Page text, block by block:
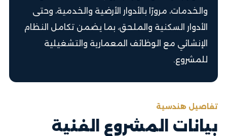
والخدمات، مرورًا بالأدوار الأرضية والخدمية، وحتى
الأدوار السكنية والملحق، بما يضمن تكامل النظام
الإنشائي مع الوظائف المعمارية والتشغيلية
للمشروع.
تفاصيل هندسية
بيانات المشروع الفنية